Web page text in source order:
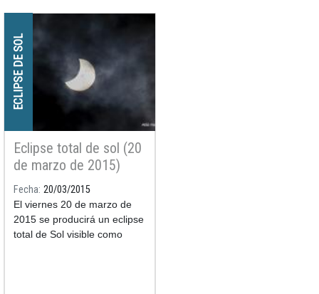
ECLIPSE DE SOL
Eclipse total de sol (20
de marzo de 2015)
Fecha 20/03/2015
El viernes 20 de marzo de
2015 se producirá un eclipse
total de Sol visible como